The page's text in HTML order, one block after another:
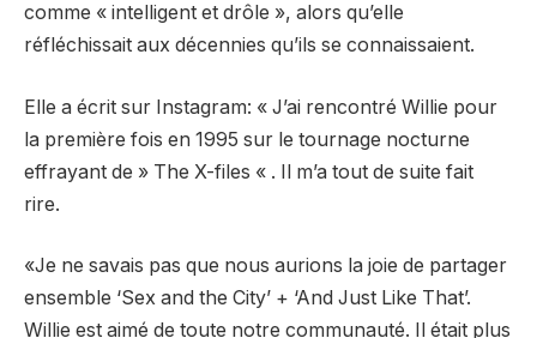
comme « intelligent et drôle », alors qu’elle
réfléchissait aux décennies qu’ils se connaissaient.
Elle a écrit sur Instagram: « J’ai rencontré Willie pour
la première fois en 1995 sur le tournage nocturne
effrayant de » The X-files « . Il m’a tout de suite fait
rire.
«Je ne savais pas que nous aurions la joie de partager
ensemble ‘Sex and the City’ + ‘And Just Like That’.
Willie est aimé de toute notre communauté. Il était plus